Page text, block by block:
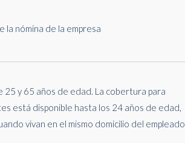
la nómina de la empresa
25 y 65 años de edad. La cobertura para
está disponible hasta los 24 años de edad,
vivan en el mismo domicilio del empleado